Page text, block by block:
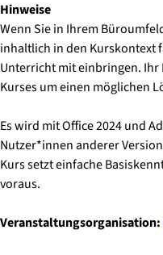
Hinweise
Wenn Sie in Ihrem
inhaltlich in den Kurskontext
Unterricht mit einbringen.
Kurses um einen möglichen
Es wird mit Office 2024 und
Nutzer*innen anderer
Kurs setzt einfache
voraus.
Veranstaltungsorganisation: